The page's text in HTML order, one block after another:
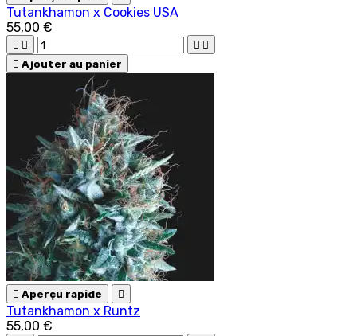
Tutankhamon x Cookies USA
55,00 €
   
 Ajouter au panier
 Aperçu rapide 
Tutankhamon x Runtz
55,00 €